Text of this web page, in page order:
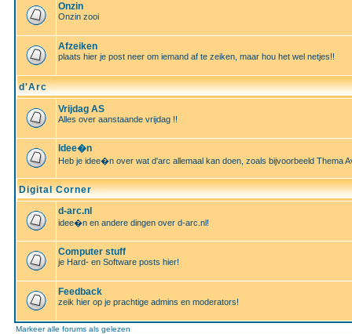
Onzin
Onzin zooi
Afzeiken
plaats hier je post neer om iemand af te zeiken, maar hou het wel netjes!!
d'Arc
Vrijdag AS
Alles over aanstaande vrijdag !!
Idee�n
Heb je idee�n over wat d'arc allemaal kan doen, zoals bijvoorbeeld Thema
Digital Corner
d-arc.nl
idee�n en andere dingen over d-arc.nl!
Computer stuff
je Hard- en Software posts hier!
Feedback
zeik hier op je prachtige admins en moderators!
Markeer alle forums als gelezen